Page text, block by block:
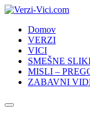
Skip
contentDomov
VERZI
VICI
SMEŠNE
MISLI –
ZABAVNI